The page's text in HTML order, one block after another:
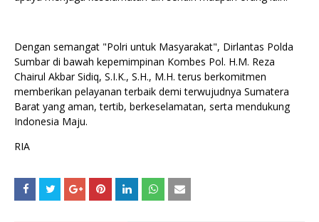
Dengan semangat "Polri untuk Masyarakat", Dirlantas Polda
Sumbar di bawah kepemimpinan Kombes Pol. H.M. Reza
Chairul Akbar Sidiq, S.I.K., S.H., M.H. terus berkomitmen
memberikan pelayanan terbaik demi terwujudnya Sumatera
Barat yang aman, tertib, berkeselamatan, serta mendukung
Indonesia Maju.
RIA